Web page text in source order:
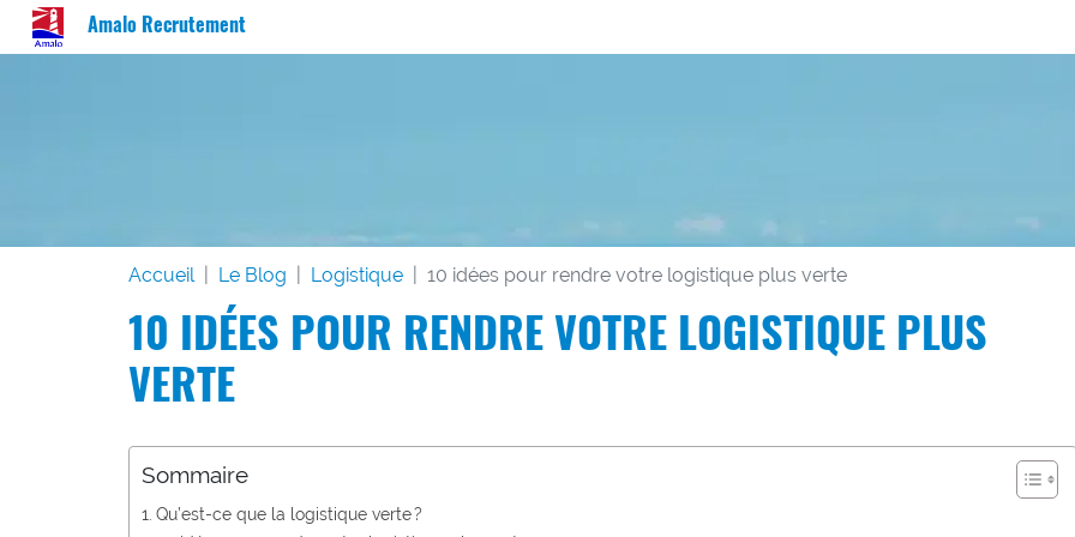
Amalo Recrutement
Accueil Le Blog Logistique 10 idées pour rendre votre logistique plus verte
10 IDÉES POUR RENDRE VOTRE LOGISTIQUE PLUS
VERTE
Sommaire
Qu’est-ce que la logistique verte ?